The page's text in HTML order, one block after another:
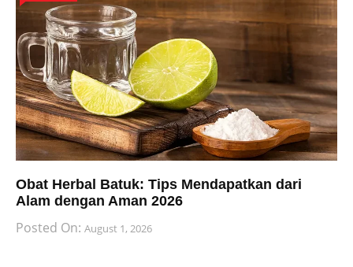
Obat Herbal Batuk: Tips Mendapatkan dari
Alam dengan Aman 2026
Posted On: August 1, 2026